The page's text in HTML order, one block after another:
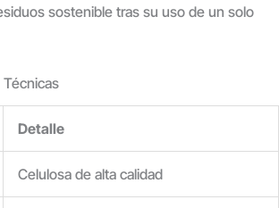
sostenible tras su uso de un solo
Detalle
Celulosa de alta calidad